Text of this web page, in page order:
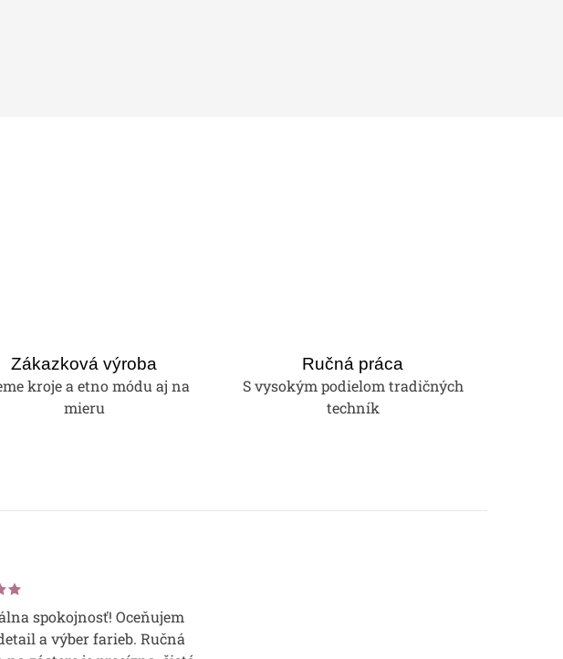
Zákazková výroba
kroje a etno módu aj na
mieru
Ručná práca
S vysokým podielom tradičných
techník
spokojnosť! Oceňujem
a výber farieb. Ručná